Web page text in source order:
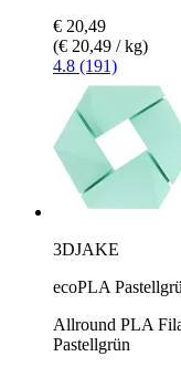
€ 20,49
(€ 20,49 / kg)
4.8 (191)
3DJAKE
ecoPLA
Allround PLA
Pastellgrün